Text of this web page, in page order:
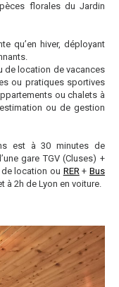
florales du Jardin
qu’en hiver, déployant
de location de vacances
ou pratiques sportives
ou chalets à
ou de gestion
est à 30 minutes de
gare TGV (Cluses) +
de location ou RER+Bus
à 2h de Lyon en voiture.